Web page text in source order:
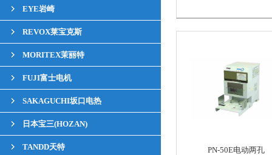
EYE岩崎
REVOX莱宝克斯
MORITEX茉丽特
FUJI富士电机
SAKAGUCHI坂口电热
日本宝三(HOZAN)
TANDD天特 PN-50E电动两孔